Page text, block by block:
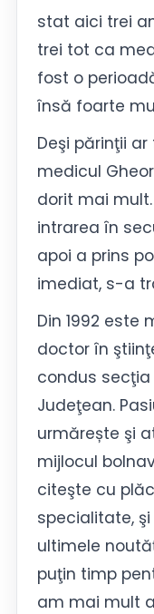
stat aici trei
trei tot ca
fost o
însă foarte
Deşi părinţii
medicul
dorit mai
intrarea în
apoi a prins
imediat, s-a
Din 1992 este
doctor în
condus
Judeţean.
urmărește şi
mijlocul
citeşte cu
specialitate,
ultimele
puţin timp
am mai mult